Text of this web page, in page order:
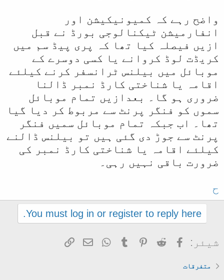
واضح رہے کہ کمیونیکیشن اور
انفارمیشن ٹیکنالوجی بورڈ نے قبل
ازیں فیصلہ کیا تھا کہ پری پیڈ سم میں
کریڈت لوڈ کروانے یا کسی دوسرے کے
موبائل میں بیلنس ٹرانسفر کرنے کیلئے
اقامہ یا شناختی کارڈ نمبر ڈالنا
ضروری ہو گا۔ بعدازیں تمام موبائل
سموں کو فنگر پرنٹ سے مربوط کر دیا گیا
تھا۔ اب جبکہ تمام موبائل سمیں فنگر
پرنٹ سے جوڑ دی گئی ہیں تو بیلنس ڈالنے
کیلئے اقامہ یا شناختی کارڈ نمبر کی
ضرورت باقی نہیں رہی۔
ح
You must log in or register to reply here.
شیئر: Facebook
Reddit
Pinterest
Tumblr
WhatsApp
ای میل
Link
متفرقات